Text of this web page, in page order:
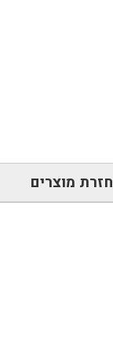
מוצרים